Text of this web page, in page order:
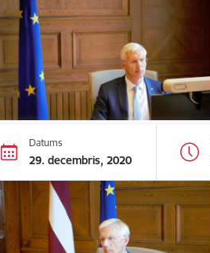
Datums
29. decembris, 2020